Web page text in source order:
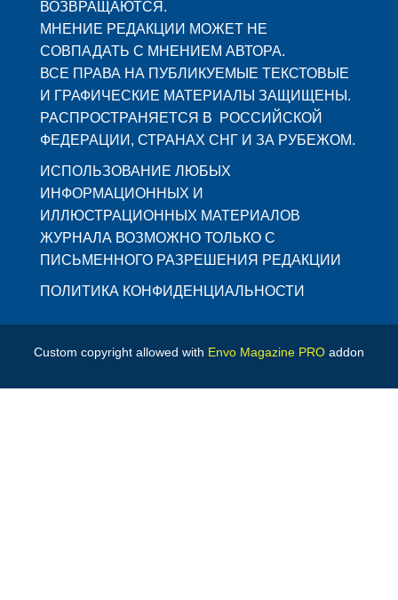
ВОЗВРАЩАЮТСЯ.
МНЕНИЕ РЕДАКЦИИ МОЖЕТ НЕ
СОВПАДАТЬ С МНЕНИЕМ АВТОРА.
ВСЕ ПРАВА НА ПУБЛИКУЕМЫЕ ТЕКСТОВЫЕ
И ГРАФИЧЕСКИЕ МАТЕРИАЛЫ ЗАЩИЩЕНЫ.
РАСПРОСТРАНЯЕТСЯ В РОССИЙСКОЙ
ФЕДЕРАЦИИ, СТРАНАХ СНГ И ЗА РУБЕЖОМ.
ИСПОЛЬЗОВАНИЕ ЛЮБЫХ
ИНФОРМАЦИОННЫХ И
ИЛЛЮСТРАЦИОННЫХ МАТЕРИАЛОВ
ЖУРНАЛА ВОЗМОЖНО ТОЛЬКО С
ПИСЬМЕННОГО РАЗРЕШЕНИЯ РЕДАКЦИИ
ПОЛИТИКА КОНФИДЕНЦИАЛЬНОСТИ
Custom copyright allowed with Envo Magazine PRO addon